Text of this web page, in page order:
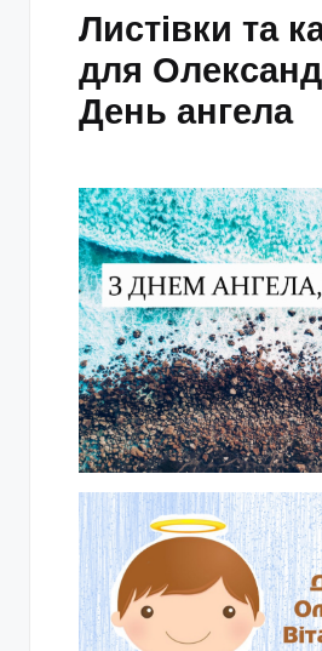
Листівки та
для
День ангела